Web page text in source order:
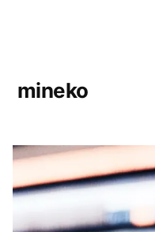
mineko